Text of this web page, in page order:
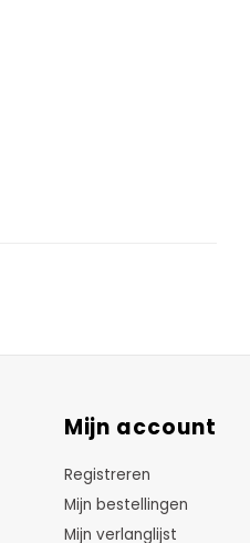
Mijn account
Registreren
Mijn bestellingen
Mijn verlanglijst